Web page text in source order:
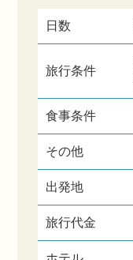
日数
旅行条件
食事条件
その他
出発地
旅行代金